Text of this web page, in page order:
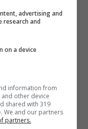
creato
(anche
advertising and
research and
on a device
information from
other device
shared with 319
We and our partners
partners.